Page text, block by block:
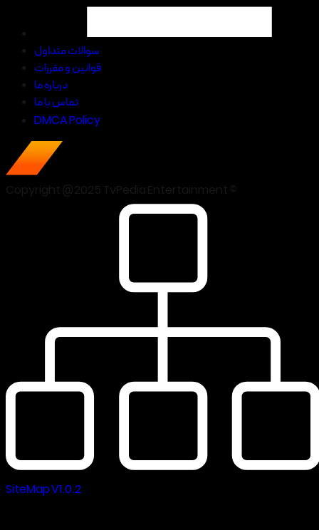
سوالات متداول
قوانین و مقررات
درباره ما
تماس با ما
DMCA Policy
SiteMap V1.0.2